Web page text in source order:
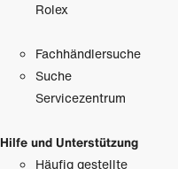
Rolex
Fachhändlersuche
Suche
Servicezentrum
Hilfe und Unterstützung
Häufig gestellte